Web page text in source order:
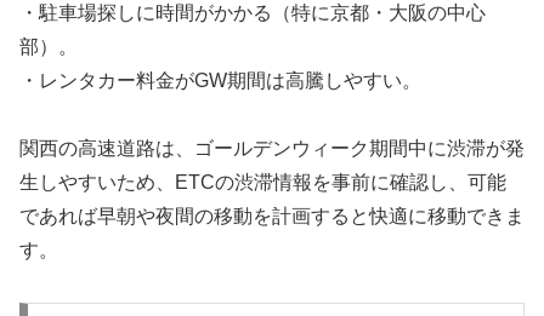
・駐車場探しに時間がかかる（特に京都・大阪の中心
部）。
・レンタカー料金がGW期間は高騰しやすい。
関西の高速道路は、ゴールデンウィーク期間中に渋滞が発
生しやすいため、ETCの渋滞情報を事前に確認し、可能
であれば早朝や夜間の移動を計画すると快適に移動できま
す。